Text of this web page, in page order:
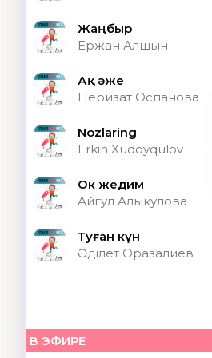
Жаңбыр
Ержан Алшын
Ақ әже
Перизат Оспанова
Nozlaring
Erkin Xudoyqulov
Ок жедим
Айгул Алыкулова
Туған күн
Әділет Оразалиев
В ЭФИРЕ